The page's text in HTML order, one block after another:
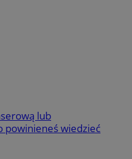
lub
powinieneś wiedzieć